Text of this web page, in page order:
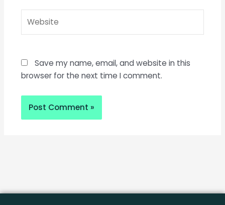
Save my name, email, and website in this
browser for the next time I comment.